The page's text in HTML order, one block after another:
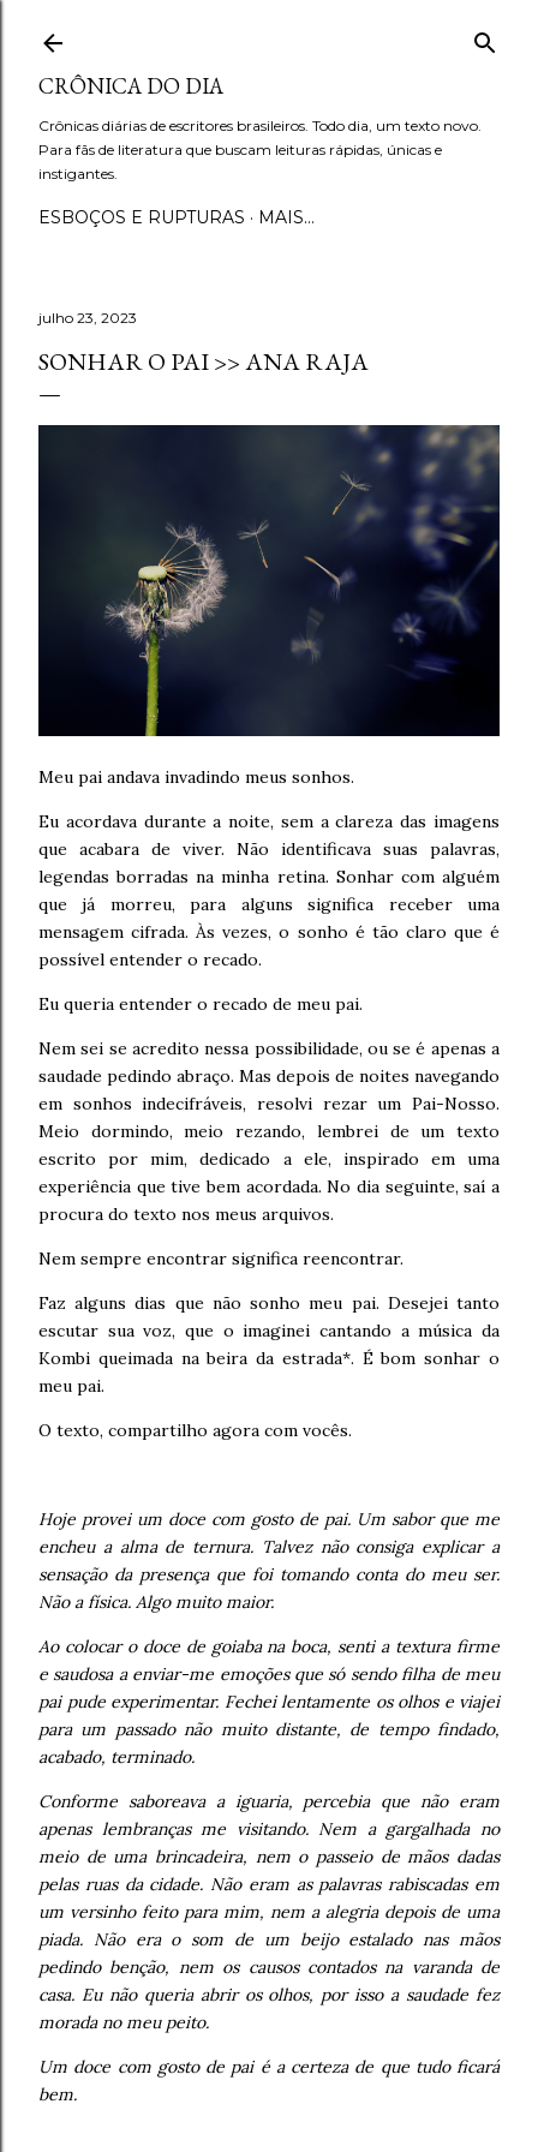
CRÔNICA DO DIA
Crônicas diárias de escritores brasileiros. Todo dia, um texto novo.
Para fãs de literatura que buscam leituras rápidas, únicas e
instigantes.
ESBOÇOS E RUPTURAS MAIS…
julho 23, 2023
SONHAR O PAI >> ANA RAJA
Meu pai andava invadindo meus sonhos.
Eu acordava durante a noite, sem a clareza das imagens
que acabara de viver. Não identificava suas palavras,
legendas borradas na minha retina. Sonhar com alguém
que já morreu, para alguns significa receber uma
mensagem cifrada. Às vezes, o sonho é tão claro que é
possível entender o recado.
Eu queria entender o recado de meu pai.
Nem sei se acredito nessa possibilidade, ou se é apenas a
saudade pedindo abraço. Mas depois de noites navegando
em sonhos indecifráveis, resolvi rezar um Pai-Nosso.
Meio dormindo, meio rezando, lembrei de um texto
escrito por mim, dedicado a ele, inspirado em uma
experiência que tive bem acordada. No dia seguinte, saí a
procura do texto nos meus arquivos.
Nem sempre encontrar significa reencontrar.
Faz alguns dias que não sonho meu pai. Desejei tanto
escutar sua voz, que o imaginei cantando a música da
Kombi queimada na beira da estrada*. É bom sonhar o
meu pai.
O texto, compartilho agora com vocês.
Hoje provei um doce com gosto de pai. Um sabor que me
encheu a alma de ternura. Talvez não consiga explicar a
sensação da presença que foi tomando conta do meu ser.
Não a física. Algo muito maior.
Ao colocar o doce de goiaba na boca, senti a textura firme
e saudosa a enviar-me emoções que só sendo filha de meu
pai pude experimentar. Fechei lentamente os olhos e viajei
para um passado não muito distante, de tempo findado,
acabado, terminado.
Conforme saboreava a iguaria, percebia que não eram
apenas lembranças me visitando. Nem a gargalhada no
meio de uma brincadeira, nem o passeio de mãos dadas
pelas ruas da cidade. Não eram as palavras rabiscadas em
um versinho feito para mim, nem a alegria depois de uma
piada. Não era o som de um beijo estalado nas mãos
pedindo benção, nem os causos contados na varanda de
casa. Eu não queria abrir os olhos, por isso a saudade fez
morada no meu peito.
Um doce com gosto de pai é a certeza de que tudo ficará
bem.